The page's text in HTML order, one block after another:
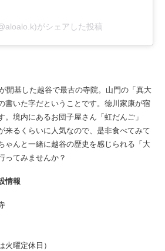
がシェアした投稿
開基した越谷で最古の寺院。山門の「真大
書いた字だということです。徳川家康が宿
境内にあるお団子屋さん「虹だんご」
来るくらいに人気なので、是非食べてみて
ゃんと一緒に越谷の歴史を感じられる「大
ってみませんか？
情報
曜定休日）